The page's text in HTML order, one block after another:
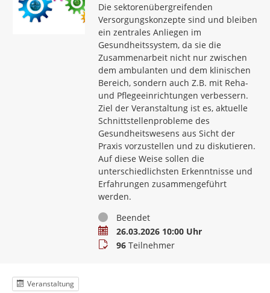
Die sektorenübergreifenden
Versorgungskonzepte sind und bleiben
ein zentrales Anliegen im
Gesundheitssystem, da sie die
Zusammenarbeit nicht nur zwischen
dem ambulanten und dem klinischen
Bereich, sondern auch Z.B. mit Reha-
und Pflegeeinrichtungen verbessern.
Ziel der Veranstaltung ist es, aktuelle
Schnittstellenprobleme des
Gesundheitswesens aus Sicht der
Praxis vorzustellen und zu diskutieren.
Auf diese Weise sollen die
unterschiedlichsten Erkenntnisse und
Erfahrungen zusammengeführt
werden.
StatusBeendet
Termin26.03.2026 10:00 Uhr
Teilnehmer
96Teilnehmer
Veranstaltung